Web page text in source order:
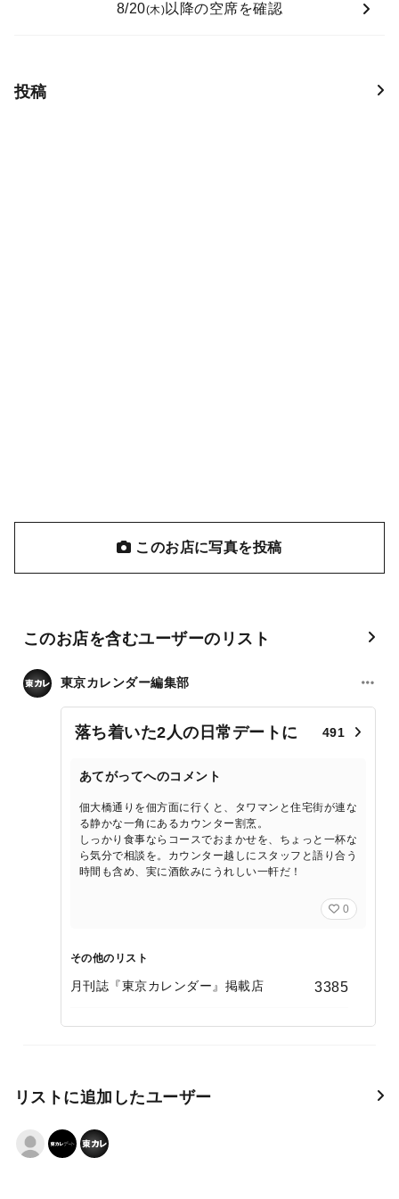
8/20(木) 以降の空席を確認
投稿
このお店に写真を投稿
このお店を含むユーザーのリスト
東京カレンダー編集部
落ち着いた2人の日常デートに 491
あてがってへのコメント
佃大橋通りを佃方面に行くと、タワマンと住宅街が連な
る静かな一角にあるカウンター割烹。
しっかり食事ならコースでおまかせを、ちょっと一杯な
ら気分で相談を。カウンター越しにスタッフと語り合う
時間も含め、実に酒飲みにうれしい一軒だ！
0
その他のリスト
月刊誌『東京カレンダー』掲載店 3385
リストに追加したユーザー